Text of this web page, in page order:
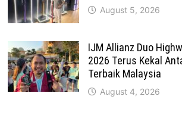
August 5, 2026
IJM Allianz Duo
2026 Terus Kekal
Terbaik Malaysia
August 4, 2026